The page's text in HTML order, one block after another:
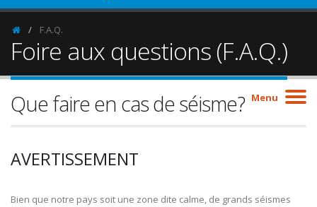
Homepage
F.A.Q.
Foire aux questions (F.A.Q.)
Menu
Que faire en cas de séisme?
AVERTISSEMENT
Bien que notre pays soit une zone dite calme, de grands séismes